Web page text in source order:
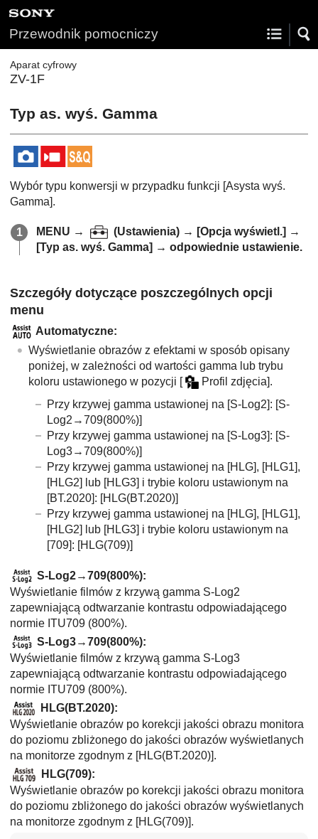
Przewodnik pomocniczy
Aparat cyfrowy
ZV-1F
Typ as. wyś. Gamma
Wybór typu konwersji w przypadku funkcji [Asysta wyś.
Gamma].
MENU → (Ustawienia) → [Opcja wyświetl.] →
[Typ as. wyś. Gamma] → odpowiednie ustawienie.
Szczegóły dotyczące poszczególnych opcji
menu
Automatyczne:
Wyświetlanie obrazów z efektami w sposób opisany
poniżej, w zależności od wartości gamma lub trybu
koloru ustawionego w pozycji [ Profil zdjęcia].
Przy krzywej gamma ustawionej na [S-Log2]: [S-
Log2→709(800%)]
Przy krzywej gamma ustawionej na [S-Log3]: [S-
Log3→709(800%)]
Przy krzywej gamma ustawionej na [HLG], [HLG1],
[HLG2]
lub [HLG3] i trybie koloru ustawionym na
[BT.2020]: [HLG(BT.2020)]
Przy krzywej gamma ustawionej na [HLG], [HLG1],
[HLG2]
lub [HLG3] i trybie koloru ustawionym na
[709]: [HLG(709)]
S-Log2→709(800%):
Wyświetlanie filmów z krzywą gamma S-Log2
zapewniającą odtwarzanie kontrastu odpowiadającego
normie ITU709 (800%).
S-Log3→709(800%):
Wyświetlanie filmów z krzywą gamma S-Log3
zapewniającą odtwarzanie kontrastu odpowiadającego
normie ITU709 (800%).
HLG(BT.2020):
Wyświetlanie obrazów po korekcji jakości obrazu monitora
do poziomu zbliżonego do jakości obrazów wyświetlanych
na monitorze zgodnym z [HLG(BT.2020)].
HLG(709):
Wyświetlanie obrazów po korekcji jakości obrazu monitora
do poziomu zbliżonego do jakości obrazów wyświetlanych
na monitorze zgodnym z [HLG(709)].